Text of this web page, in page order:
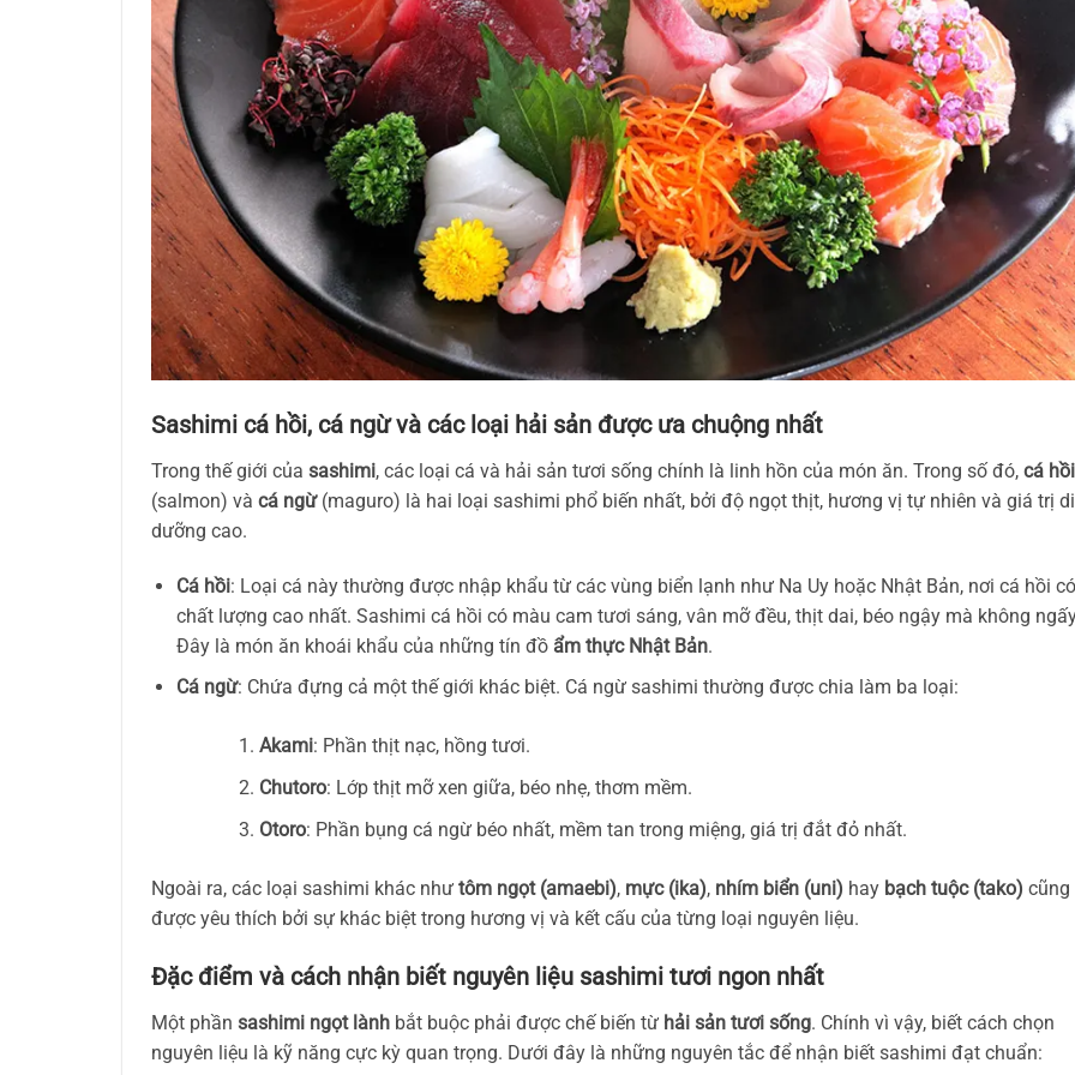
Sashimi cá hồi, cá ngừ và các loại hải sản được ưa chuộng nhất
Trong thế giới của sashimi, các loại cá và hải sản tươi sống chính là linh hồn của món ăn. Trong số đó, cá hồi
(salmon) và cá ngừ(maguro) là hai loại sashimi phổ biến nhất, bởi độ ngọt thịt, hương vị tự nhiên và giá trị
dưỡng cao.
Cá hồi: Loại cá này thường được nhập khẩu từ các vùng biển lạnh như Na Uy hoặc Nhật Bản, nơi cá hồi có
chất lượng cao nhất. Sashimi cá hồi có màu cam tươi sáng, vân mỡ đều, thịt dai, béo ngậy mà không
Đây là món ăn khoái khẩu của những tín đồ ẩm thực Nhật Bản.
Cá ngừ: Chứa đựng cả một thế giới khác biệt. Cá ngừ sashimi thường được chia làm ba loại:
Akami: Phần thịt nạc, hồng tươi.
Chutoro: Lớp thịt mỡ xen giữa, béo nhẹ, thơm mềm.
Otoro: Phần bụng cá ngừ béo nhất, mềm tan trong miệng, giá trị đắt đỏ nhất.
Ngoài ra, các loại sashimi khác như tôm ngọt (amaebi), mực (ika), nhím biển (uni) hay bạch tuộc (tako) cũng
được yêu thích bởi sự khác biệt trong hương vị và kết cấu của từng loại nguyên liệu.
Đặc điểm và cách nhận biết nguyên liệu sashimi tươi ngon nhất
Một phần sashimi ngọt lành bắt buộc phải được chế biến từ hải sản tươi sống. Chính vì vậy, biết cách chọn
nguyên liệu là kỹ năng cực kỳ quan trọng. Dưới đây là những nguyên tắc để nhận biết sashimi đạt chuẩn: